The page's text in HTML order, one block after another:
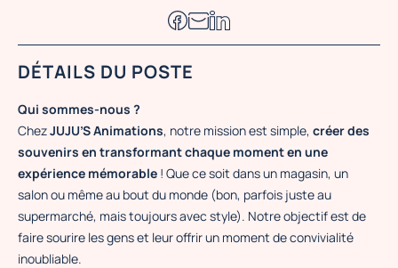
DÉTAILS DU POSTE
Qui sommes-nous ?
ChezJUJU’S Animations, notre mission est simple, créer des
souvenirs en transformant chaque moment en une
expérience mémorable ! Que ce soit dans un magasin, un
salon ou même au bout du monde (bon, parfois juste au
supermarché, mais toujours avec style). Notre objectif est de
faire sourire les gens et leur offrir un moment de convivialité
inoubliable.